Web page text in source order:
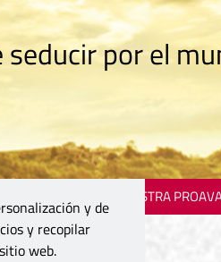
seducir por el
MOSTRA
y de
y recopilar
web.